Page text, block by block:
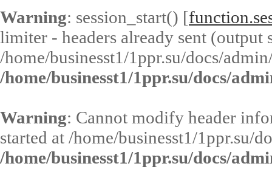
Warning: session_start() [
limiter - headers already sent (output
/home/businesst1/1ppr.su/docs/
/home/businesst1/1ppr.su/docs/
Warning: Cannot modify header
started at /home/businesst1/1ppr.su/
/home/businesst1/1ppr.su/docs/